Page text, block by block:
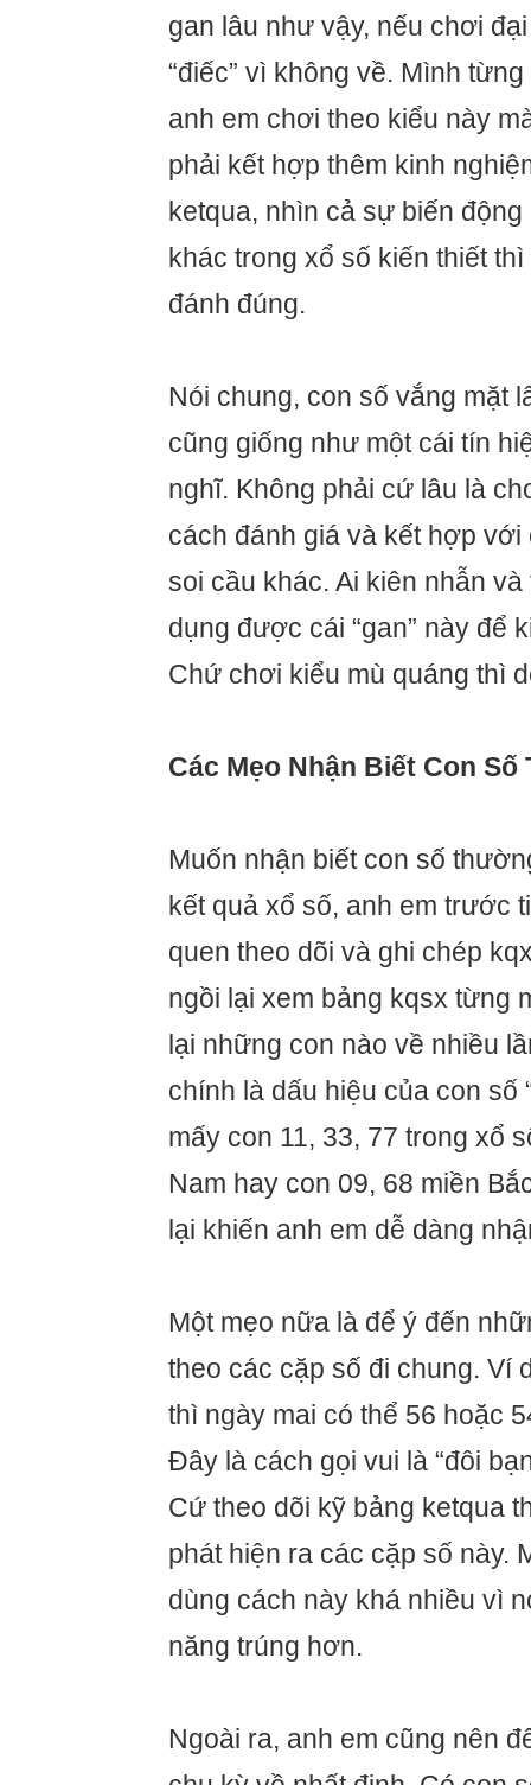
gan lâu như vậy, nếu chơi
“điếc” vì không về. Mình
anh em chơi theo kiểu này
phải kết hợp thêm kinh
ketqua, nhìn cả sự biến
khác trong xổ số kiến thiết
đánh đúng.
Nói chung, con số vắng mặt
cũng giống như một cái tín
nghĩ. Không phải cứ lâu là
cách đánh giá và kết hợp
soi cầu khác. Ai kiên nhẫn
dụng được cái “gan” này để
Chứ chơi kiểu mù quáng thì
Các Mẹo Nhận Biết Con
Muốn nhận biết con số
kết quả xổ số, anh em trước
quen theo dõi và ghi chép
ngồi lại xem bảng kqsx từng
lại những con nào về nhiều
chính là dấu hiệu của con số
mấy con 11, 33, 77 trong xổ
Nam hay con 09, 68 miền
lại khiến anh em dễ dàng
Một mẹo nữa là để ý đến
theo các cặp số đi chung. Ví
thì ngày mai có thể 56 hoặc
Đây là cách gọi vui là “đôi
Cứ theo dõi kỹ bảng ketqua
phát hiện ra các cặp số này.
dùng cách này khá nhiều vì
năng trúng hơn.
Ngoài ra, anh em cũng nên